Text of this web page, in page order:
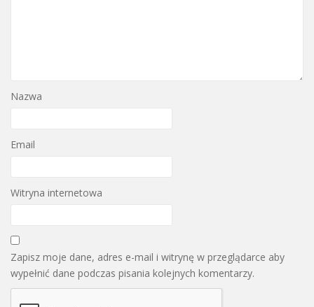
Nazwa
Email
Witryna internetowa
Zapisz moje dane, adres e-mail i witrynę w przeglądarce aby
wypełnić dane podczas pisania kolejnych komentarzy.